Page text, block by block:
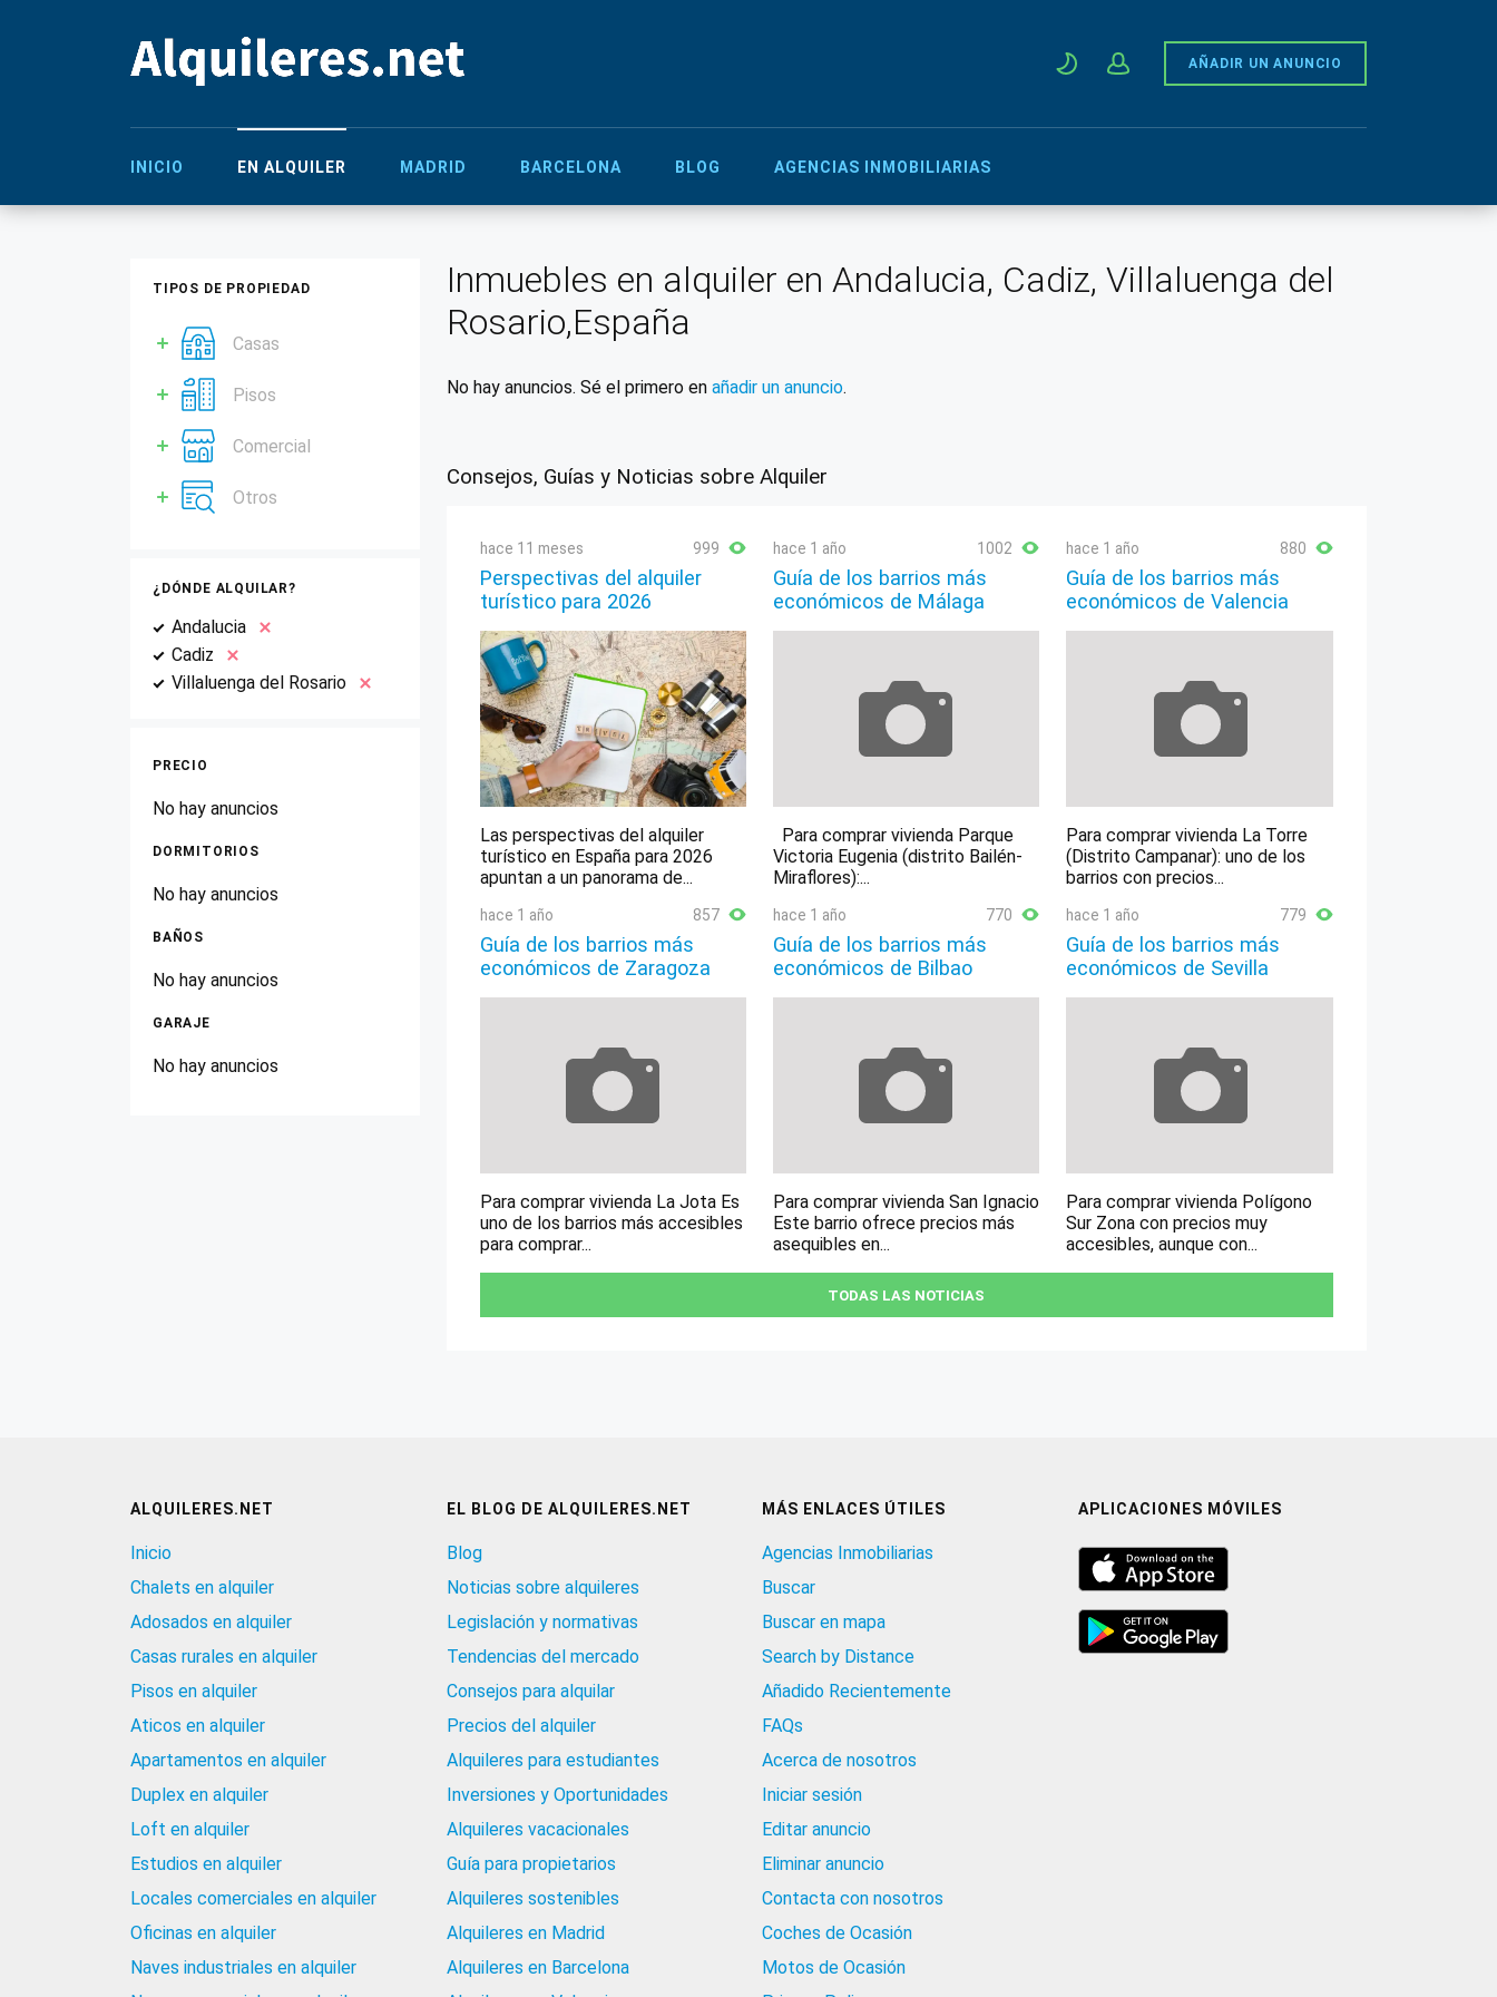
AÑADIR UN ANUNCIO
INICIO EN ALQUILER MADRID BARCELONA BLOG AGENCIAS INMOBILIARIAS
TIPOS DE PROPIEDAD
Casas
Pisos
Comercial
Otros
¿DÓNDE ALQUILAR?
Andalucia
Cadiz
Villaluenga del Rosario
PRECIO
No hay anuncios
DORMITORIOS
No hay anuncios
BAÑOS
No hay anuncios
GARAJE
No hay anuncios
Inmuebles en alquiler en Andalucia, Cadiz, Villaluenga del
Rosario,España
No hay anuncios. Sé el primero en añadir un anuncio.
Consejos, Guías y Noticias sobre Alquiler
hace 11 meses 999
Perspectivas del alquiler
turístico para 2026
Las perspectivas del alquiler
turístico en España para 2026
apuntan a un panorama de...
hace 1 año 1002
Guía de los barrios más
económicos de Málaga
Para comprar vivienda Parque
Victoria Eugenia (distrito Bailén-
Miraflores):...
hace 1 año 880
Guía de los barrios más
económicos de Valencia
Para comprar vivienda La Torre
(Distrito Campanar): uno de los
barrios con precios...
hace 1 año 857
Guía de los barrios más
económicos de Zaragoza
Para comprar vivienda La Jota Es
uno de los barrios más accesibles
para comprar...
hace 1 año 770
Guía de los barrios más
económicos de Bilbao
Para comprar vivienda San Ignacio
Este barrio ofrece precios más
asequibles en...
hace 1 año 779
Guía de los barrios más
económicos de Sevilla
Para comprar vivienda Polígono
Sur Zona con precios muy
accesibles, aunque con...
TODAS LAS NOTICIAS
ALQUILERES.NET
Inicio
Chalets en alquiler
Adosados en alquiler
Casas rurales en alquiler
Pisos en alquiler
Aticos en alquiler
Apartamentos en alquiler
Duplex en alquiler
Loft en alquiler
Estudios en alquiler
Locales comerciales en alquiler
Oficinas en alquiler
Naves industriales en alquiler
EL BLOG DE ALQUILERES.NET
Blog
Noticias sobre alquileres
Legislación y normativas
Tendencias del mercado
Consejos para alquilar
Precios del alquiler
Alquileres para estudiantes
Inversiones y Oportunidades
Alquileres vacacionales
Guía para propietarios
Alquileres sostenibles
Alquileres en Madrid
Alquileres en Barcelona
MÁS ENLACES ÚTILES
Agencias Inmobiliarias
Buscar
Buscar en mapa
Search by Distance
Añadido Recientemente
FAQs
Acerca de nosotros
Iniciar sesión
Editar anuncio
Eliminar anuncio
Contacta con nosotros
Coches de Ocasión
Motos de Ocasión
APLICACIONES MÓVILES